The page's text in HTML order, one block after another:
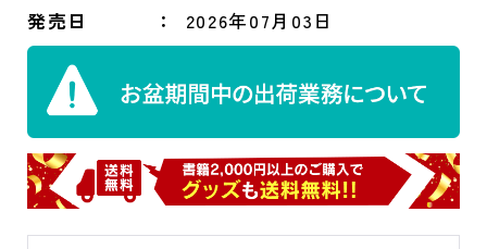
発売日 2026年07月03日